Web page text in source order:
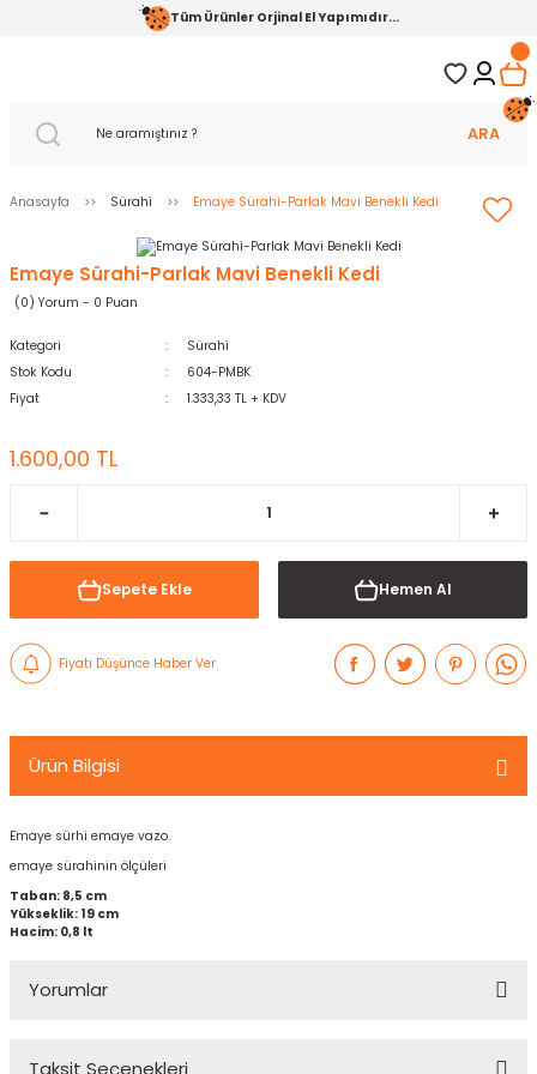
Tüm Ürünler Orjinal El Yapımıdır...
ARA
Anasayfa Sürahi Emaye Sürahi-Parlak Mavi Benekli Kedi
Emaye Sürahi-Parlak Mavi Benekli Kedi
(0) Yorum - 0 Puan
Kategori
Sürahi
Stok Kodu
604-PMBK
Fiyat
1.333,33 TL + KDV
1.600,00 TL
Sepete Ekle Hemen Al
Fiyatı Düşünce Haber Ver
Ürün Bilgisi
Emaye sürhi emaye vazo.
emaye sürahinin ölçüleri
Taban: 8,5 cm
Yükseklik: 19 cm
Hacim: 0,8 lt
Yorumlar
Taksit Seçenekleri